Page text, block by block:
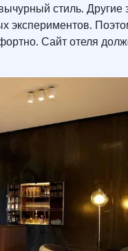
стиль. Другие
экспериментов.
Сайт отеля